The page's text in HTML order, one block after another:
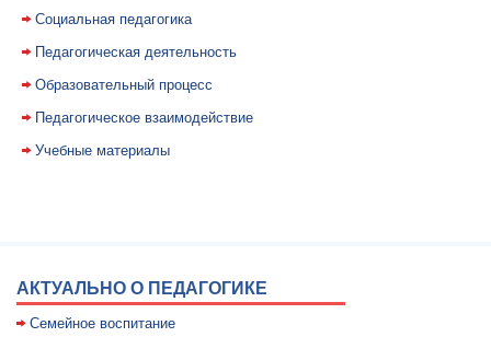
Социальная педагогика
Педагогическая деятельность
Образовательный процесс
Педагогическое взаимодействие
Учебные материалы
АКТУАЛЬНО О ПЕДАГОГИКЕ
Семейное воспитание